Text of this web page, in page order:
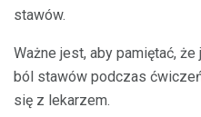
stawów.
Ważne jest, aby pamiętać,
ból stawów podczas
się z lekarzem.